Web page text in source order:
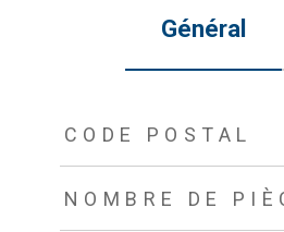
Général
TRAD_ZEPHYR_Caracteristique
CODE POSTAL
NOMBRE DE